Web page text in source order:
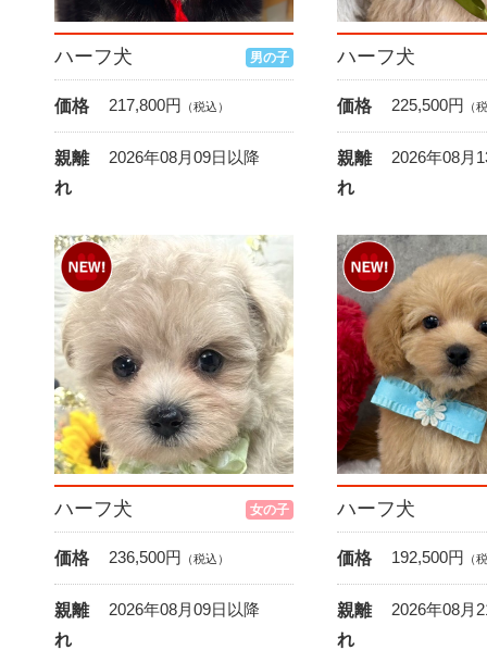
ハーフ犬 男の子
価格 217,800円 （税込）
親離
れ
2026年08月09日以降
ハーフ犬
価格 225,500円 （
親離
れ
2026年08月
ハーフ犬 女の子
価格 236,500円 （税込）
親離
れ
2026年08月09日以降
ハーフ犬
価格 192,500円 （
親離
れ
2026年08月